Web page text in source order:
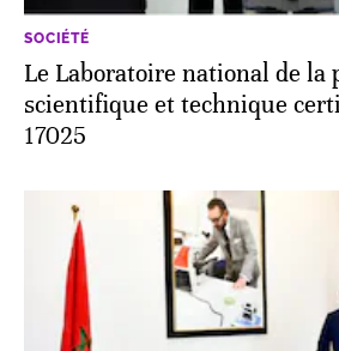
SOCIÉTÉ
Le Laboratoire national de la
scientifique et technique
17025